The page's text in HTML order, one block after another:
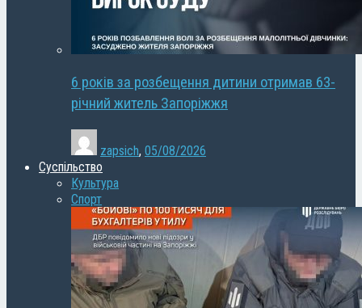
6 років за розбещення дитини отримав 63-
річний житель Запоріжжя
zapsich, 05/08/2026
Суспільство
Культура
Спорт